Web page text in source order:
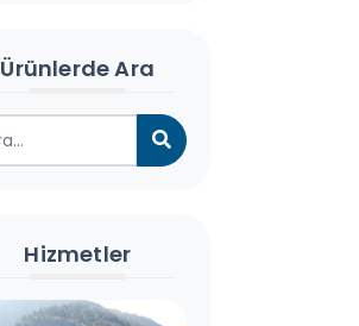
Ürünlerde Ara
Hizmetler